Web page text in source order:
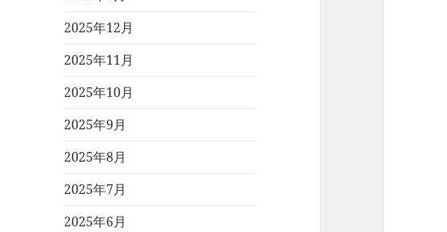
2025年12月
2025年11月
2025年10月
2025年9月
2025年8月
2025年7月
2025年6月